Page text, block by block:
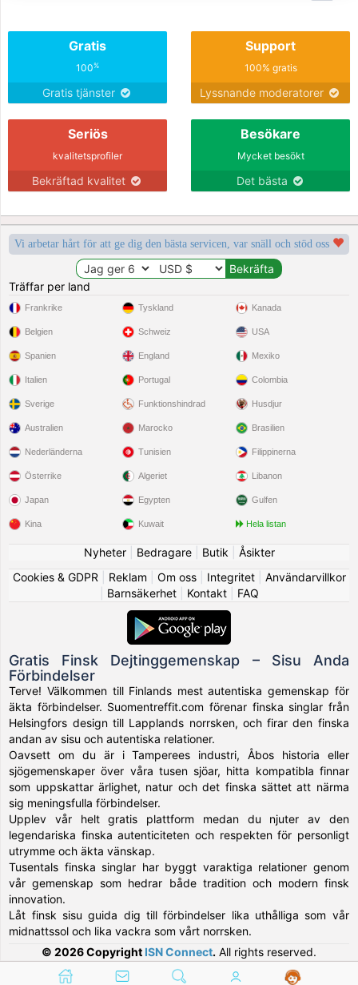
Gratis
100%
Gratis tjänster
Support
100% gratis
Lyssnande moderatorer
Seriös
kvalitetsprofiler
Bekräftad kvalitet
Besökare
Mycket besökt
Det bästa
Vi arbetar hårt för att ge dig den bästa servicen, var snäll och stöd oss
Träffar per land
Frankrike
Belgien
Spanien
Italien
Sverige
Tyskland
Schweiz
England
Portugal
Funktionshindrad
Kanada
USA
Mexiko
Colombia
Husdjur
Australien
Nederländerna
Österrike
Japan
Kina
Marocko
Tunisien
Algeriet
Egypten
Kuwait
Brasilien
Filippinerna
Libanon
Gulfen
Hela listan
Nyheter| Bedragare| Butik
Åsikter
Cookies & GDPR
Reklam Om oss| Integritet| Användarvillkor
Barnsäkerhet| Kontakt| FAQ
Gratis Finsk Dejtinggemenskap – Sisu Anda
Förbindelser
Terve! Välkommen till Finlands mest autentiska gemenskap för
äkta förbindelser. Suomentreffit.com förenar finska singlar från
Helsingfors design till Lapplands norrsken, och firar den finska
andan av sisu och autentiska relationer.
Oavsett om du är i Tamperees industri, Åbos historia eller
sjögemenskaper över våra tusen sjöar, hitta kompatibla finnar
som uppskattar ärlighet, natur och det finska sättet att närma
sig meningsfulla förbindelser.
Upplev vår helt gratis plattform medan du njuter av den
legendariska finska autenticiteten och respekten för personligt
utrymme och äkta vänskap.
Tusentals finska singlar har byggt varaktiga relationer genom
vår gemenskap som hedrar både tradition och modern finsk
innovation.
Låt finsk sisu guida dig till förbindelser lika uthålliga som vår
midnattssol och lika vackra som vårt norrsken.
© 2026 Copyright ISN Connect. All rights reserved.